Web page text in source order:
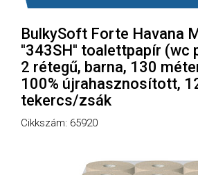
BulkySoft Forte Havana
''343SH'' toalettpapír (wc
2 rétegű, barna, 130
100% újrahasznosított,
tekercs/zsák
Cikkszám: 65920